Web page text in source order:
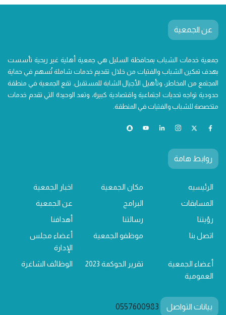
عن الجمعية
جمعية خدمات الشباب بمحافظة السليل هي جمعية أهلية غير ربحية تأسست
بهدف تمكين الشباب والفتيات من خلال تقديم خدمات شاملة تُسهم في حماية
المجتمع من المخاطر، وتأهيل الأجيال الشابة للمستقبل. تقع الجمعية في منطقة
حدودية تواجه تحديات اجتماعية واقتصادية كبيرة، وتعد الوحيدة التي تقدم خدمات
متخصصة للشباب والفتيات في المنطقة.
روابط هامة
الرئيسيه مكان الجمعية
اخبار الجمعية
المسابقات
البرامج
عن الجمعية
رؤيتنا
رسالتنا
أهدافنا
اتصل بنا
موظفو الجمعية
أعضاء مجلس
الإدارة
أعضاء الجمعية
العمومية
تقرير الحوكمة 2023 الوظائف الشاغرة
بيانات التواصل 0557600983